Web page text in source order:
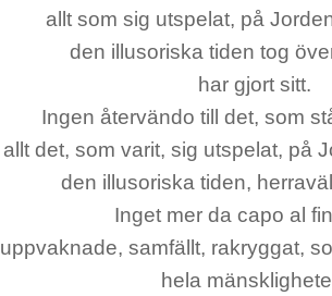
allt som sig utspelat, på
den illusoriska tiden tog
har gjort sitt.
Ingen återvändo till det, som
allt det, som varit, sig utspelat, på
den illusoriska tiden,
Inget mer da capo al
uppvaknade, samfällt, rakryggat,
hela